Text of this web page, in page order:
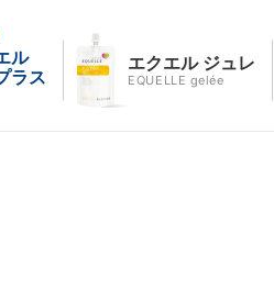
ル
ラス
エクエル ジュレ
EQUELLE gelée